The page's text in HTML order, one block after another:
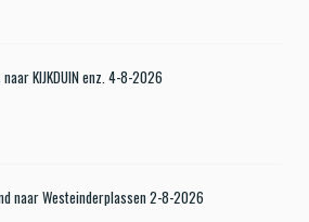
naar KIJKDUIN enz. 4-8-2026
naar Westeinderplassen 2-8-2026